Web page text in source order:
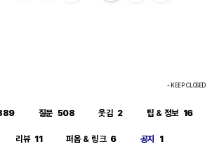
- KEEP CLOSED
질문 508 웃김 2 팁 & 정보 16
리뷰 11 퍼옴 & 링크 6 공지 1